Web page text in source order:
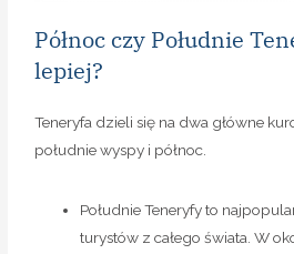
Północ czy Południe
lepiej?
Teneryfa dzieli się na dwa główne
południe wyspy i północ.
Południe Teneryfy to
turystów z całego świata. W